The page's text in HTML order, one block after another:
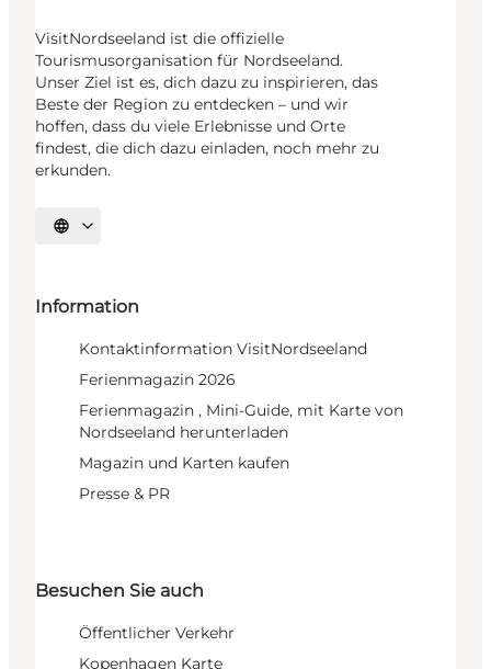
VisitNordseeland ist die offizielle
Tourismusorganisation für Nordseeland.
Unser Ziel ist es, dich dazu zu inspirieren, das
Beste der Region zu entdecken – und wir
hoffen, dass du viele Erlebnisse und Orte
findest, die dich dazu einladen, noch mehr zu
erkunden.
Sprache auswählen
Information
Kontaktinformation VisitNordseeland
Ferienmagazin 2026
Ferienmagazin , Mini-Guide, mit Karte von
Nordseeland herunterladen
Magazin und Karten kaufen
Presse & PR
Besuchen Sie auch
Öffentlicher Verkehr
Kopenhagen Karte